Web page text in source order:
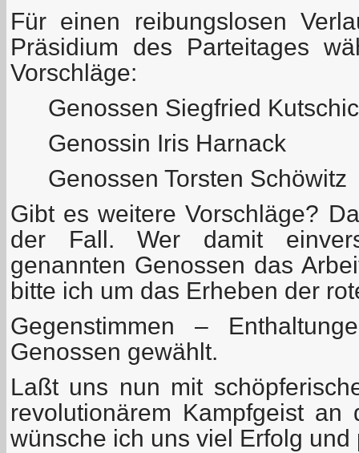
Für einen reibungslosen
Präsidium des Parteitages
Vorschläge:
Genossen Siegfried
Genossin Iris Harnack
Genossen Torsten Schöwitz
Gibt es weitere Vorschläge?
der Fall. Wer damit
genannten Genossen das
bitte ich um das Erheben der
Gegenstimmen –
Genossen gewählt.
Laßt uns nun mit
revolutionärem Kampfgeist
wünsche ich uns viel Erfolg